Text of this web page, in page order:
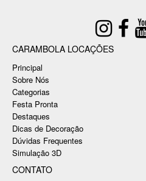
CARAMBOLA LOCAÇÕES
Principal
Sobre Nós
Categorias
Festa Pronta
Destaques
Dicas de Decoração
Dúvidas Frequentes
Simulação 3D
CONTATO